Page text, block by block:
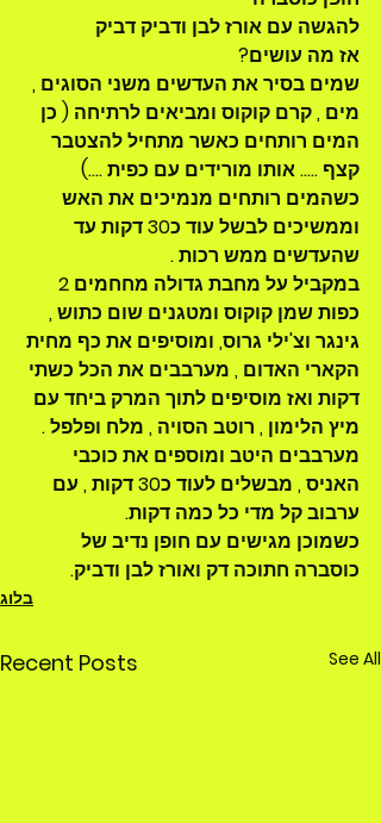
להגשה עם אורז לבן ודביק דביק
אז מה עושים?
שמים בסיר את העדשים משני הסוגים ,
מים , קרם קוקוס ומביאים לרתיחה ( כן
המים רותחים כאשר מתחיל להצטבר
קצף ….. אותו מורידים עם כפית ….)
כשהמים רותחים מנמיכים את האש
וממשיכים לבשל עוד כ30 דקות עד
שהעדשים ממש רכות .
כפות שמן קוקוס ומטגנים שום כתוש ,
גינגר וצ'ילי גרוס, ומוסיפים את כף מחית
הקארי האדום , מערבבים את הכל כשתי
דקות ואז מוסיפים לתוך המרק ביחד עם
מיץ הלימון , רוטב הסויה , מלח ופלפל .
מערבבים היטב ומוספים את כוכבי
האניס , מבשלים לעוד כ30 דקות , עם
ערבוב קל מדי כל כמה דקות.
כשמוכן מגישים עם חופן נדיב של
כוסברה חתוכה דק ואורז לבן ודביק.
בלוג
Recent Posts See All